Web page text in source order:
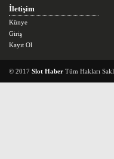
İletişim
Künye
Giriş
Kayıt Ol
© 2017 Slot Haber Tüm Hakları